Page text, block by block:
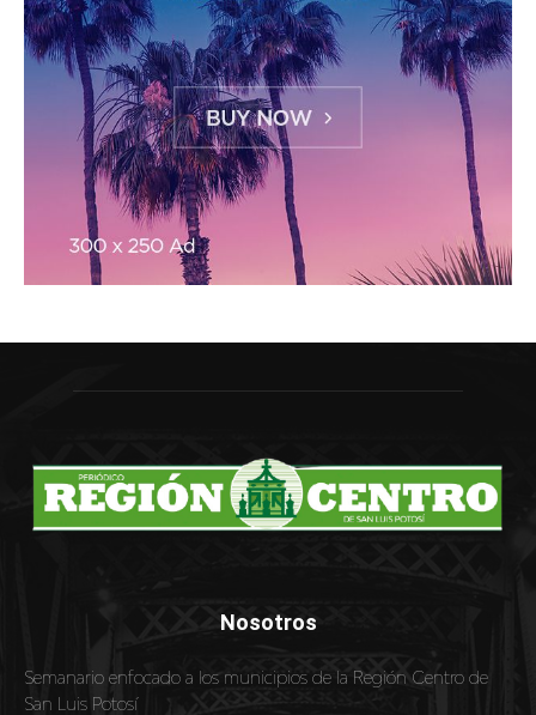
Nosotros
Semanario enfocado a los municipios de la Región Centro de
San Luis Potosí